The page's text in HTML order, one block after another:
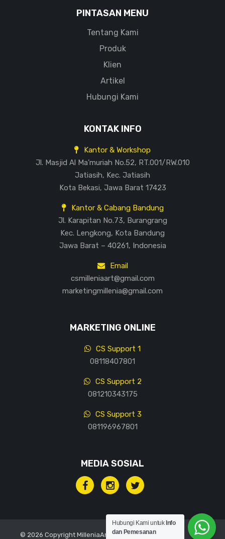
PINTASAN MENU
Tentang Kami
Produk
Klien
Artikel
Hubungi Kami
KONTAK INFO
Kantor & Workshop
Jl. Masjid Al Ma’muriah No.52, RT.001/RW.010
Jatiasih, Kec. Jatiasih
Kota Bekasi, Jawa Barat 17423
Kantor & Cabang Bandung
Jl. Karapitan No.73, Burangrang
Kec. Lengkong, Kota Bandung
Jawa Barat – 40261, Indonesia
Email
csmilleniaart@gmail.com
marketingmillenia@gmail.com
MARKETING ONLINE
CS Support 1
08118407801
CS Support 2
081210343175
CS Support 3
081196967801
MEDIA SOSIAL
© 2026 Copyright MilleniaArt, All rights reserved.
Hubungi Kami untuk Info
dan Pemesanan